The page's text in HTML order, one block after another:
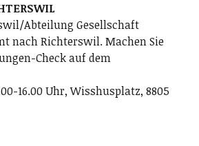
Abteilung Gesellschaft
nach Richterswil. Machen Sie
Check auf dem
16.00 Uhr, Wisshusplatz, 8805